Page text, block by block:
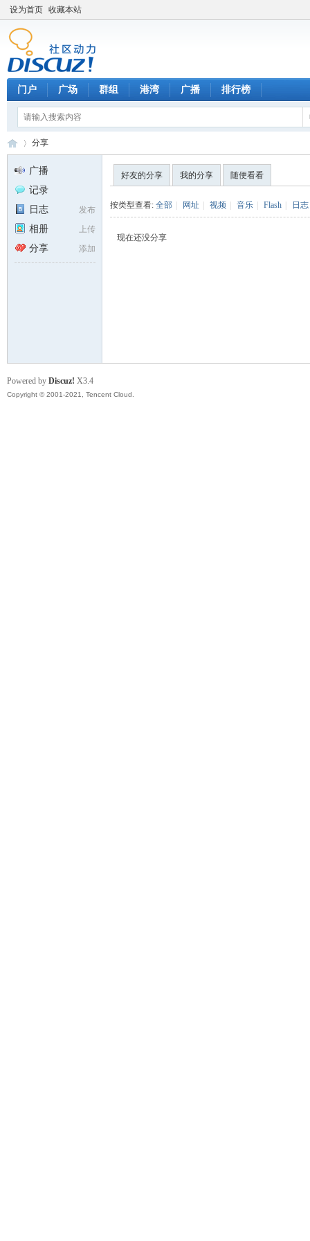
设为首页 收藏本站
门户 广场 群组 港湾 广播 排行榜
›
分享
广播
记录
发布
日志
上传
相册
添加
分享
好友的分享 我的分享 随便看看
按类型查看: 全部 网址 视频 音乐 Flash 日志
现在还没分享
Powered by Discuz! X3.4
Copyright © 2001-2021, Tencent Cloud.